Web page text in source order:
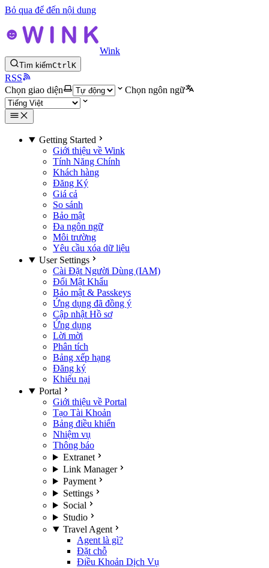
Bỏ qua để đến nội dung
Wink
Tìm kiếmCtrlK
RSS
Chọn giao diện
Chọn ngôn ngữ
Getting Started
Giới thiệu về Wink
Tính Năng Chính
Khách hàng
Đăng Ký
Giá cả
So sánh
Bảo mật
Đa ngôn ngữ
Môi trường
Yêu cầu xóa dữ liệu
User Settings
Cài Đặt Người Dùng (IAM)
Đổi Mật Khẩu
Bảo mật & Passkeys
Ứng dụng đã đồng ý
Cập nhật Hồ sơ
Ứng dụng
Lời mời
Phân tích
Bảng xếp hạng
Đăng ký
Khiếu nại
Portal
Giới thiệu về Portal
Tạo Tài Khoản
Bảng điều khiển
Nhiệm vụ
Thông báo
Extranet
Link Manager
Payment
Settings
Social
Studio
Travel Agent
Agent là gì?
Đặt chỗ
Điều Khoản Dịch Vụ